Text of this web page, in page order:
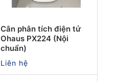
Cân phân tích điện tử
Ohaus PX224 (Nội
chuẩn)
Liên hệ